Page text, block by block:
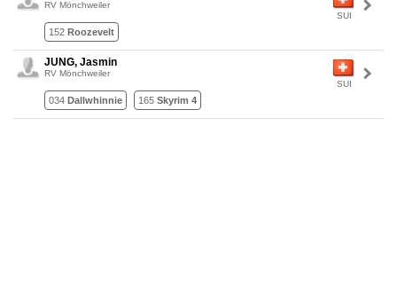
SUI
RV Mönchweiler
152 Roozevelt
SUI
JUNG, Jasmin
RV Mönchweiler
034 Dallwhinnie 165 Skyrim 4